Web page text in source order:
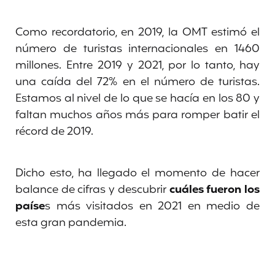
Como recordatorio, en 2019, la OMT estimó el
número de turistas internacionales en 1460
millones. Entre 2019 y 2021, por lo tanto, hay
una caída del 72% en el número de turistas.
Estamos al nivel de lo que se hacía en los 80 y
faltan muchos años más para romper batir el
récord de 2019.
Dicho esto, ha llegado el momento de hacer
balance de cifras y descubrircuáles fueron los
países más visitados en 2021 en medio de
esta gran pandemia.